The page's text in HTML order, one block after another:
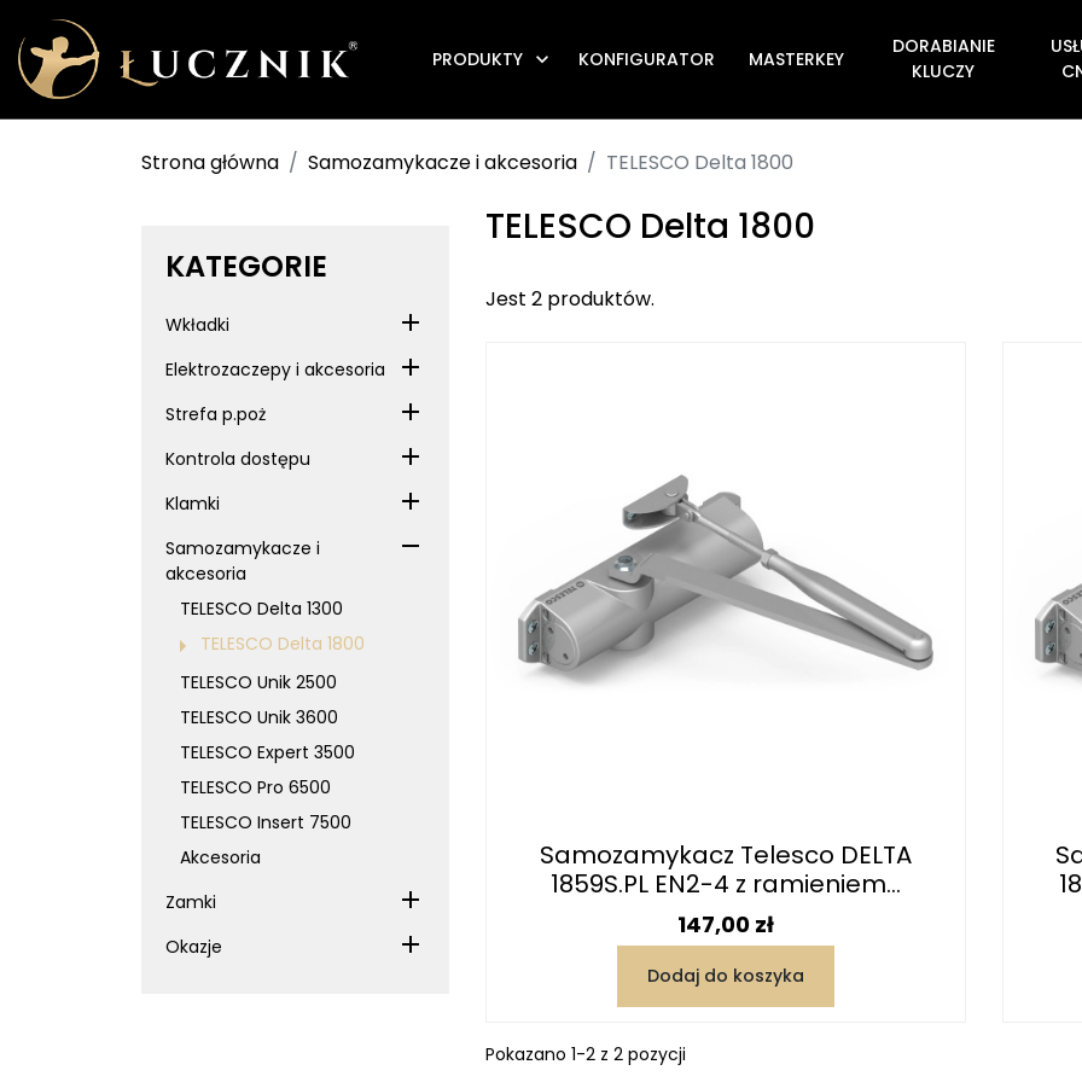
PRODUKTY  KONFIGURATOR MASTERKEY
DORABIANIE
KLUCZY
Strona główna Samozamykacze i akcesoria TELESCO Delta 1800
KATEGORIE
Wkładki
Elektrozaczepy i akcesoria
Strefa p.poż
Kontrola dostępu
Klamki
Samozamykacze i
akcesoria
TELESCO Delta 1300
TELESCO Delta 1800
TELESCO Unik 2500
TELESCO Unik 3600
TELESCO Expert 3500
TELESCO Pro 6500
TELESCO Insert 7500
Akcesoria
Zamki
Okazje
TELESCO Delta 1800
Jest 2 produktów.
Samozamykacz Telesco DELTA
1859S.PL EN2-4 z ramieniem...
Cena
147,00 zł
Dodaj do koszyka
Pokazano 1-2 z 2 pozycji